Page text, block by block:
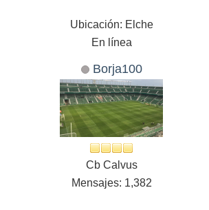
Ubicación: Elche
En línea
Borja100
Cb Calvus
Mensajes: 1,382